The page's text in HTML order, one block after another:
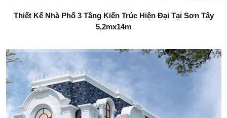
Thiết Kế Nhà Phố 3 Tầng Kiến Trúc Hiện Đại Tại Sơn Tây
5,2mx14m